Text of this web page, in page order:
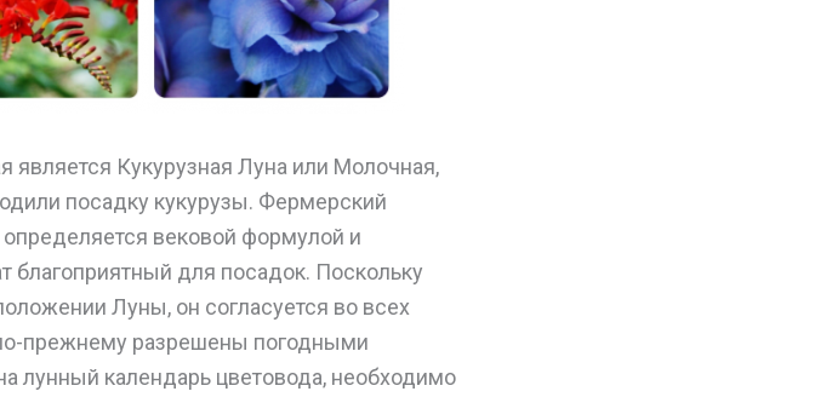
Кукурузная Луна или Молочная,
посадку кукурузы. Фермерский
вековой формулой и
благоприятный для посадок. Поскольку
Луны, он согласуется во всех
прежнему разрешены погодными
лунный календарь цветовода, необходимо